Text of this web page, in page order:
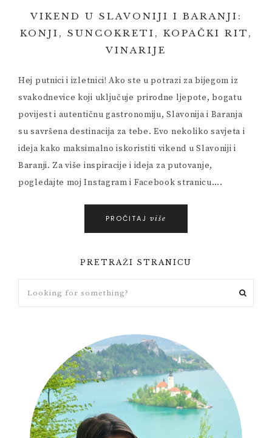
VIKEND U SLAVONIJI I BARANJI:
KONJI, SUNCOKRETI, KOPAČKI RIT,
VINARIJE
Hej putnici i izletnici! Ako ste u potrazi za bijegom iz
svakodnevice koji uključuje prirodne ljepote, bogatu
povijest i autentičnu gastronomiju, Slavonija i Baranja
su savršena destinacija za tebe. Evo nekoliko savjeta i
ideja kako maksimalno iskoristiti vikend u Slavoniji i
Baranji. Za više inspiracije i ideja za putovanje,
pogledajte moj Instagram i Facebook stranicu….
PROČITAJ više
PRETRAŽI STRANICU